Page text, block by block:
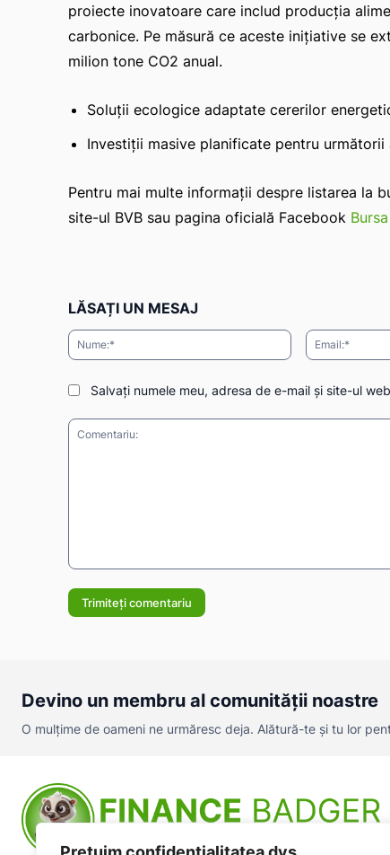
proiecte inovatoare care includ producția
carbonice. Pe măsură ce aceste inițiative se
milion tone CO2 anual.
Soluții ecologice adaptate cererilor
Investiții masive planificate pentru următorii
Pentru mai multe informații despre listarea la
site-ul BVB sau pagina oficială Facebook
LĂSAȚI UN MESAJ
Nume:*
Salvați numele meu, adresa de e-mail și site-ul
Devino un membru al comunității noastre
O mulțime de oameni ne urmăresc deja. Alătură-te și tu lor